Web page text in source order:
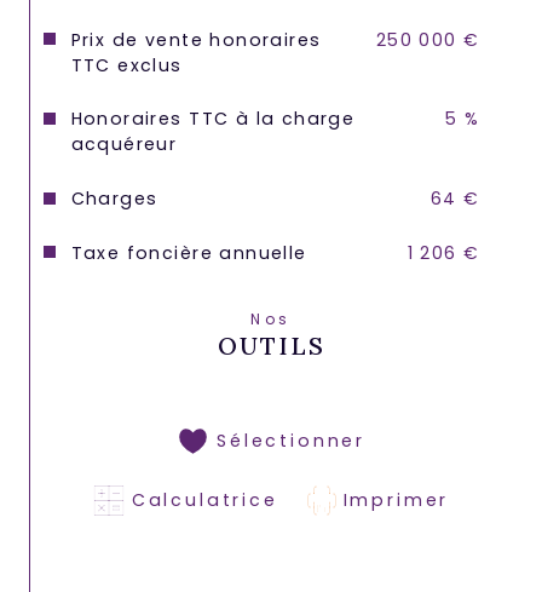
Prix de vente honoraires
TTC exclus
250 000 €
Honoraires TTC à la charge
acquéreur
5 %
Charges 64 €
Taxe foncière annuelle 1 206 €
Nos
OUTILS
Sélectionner
Calculatrice Imprimer